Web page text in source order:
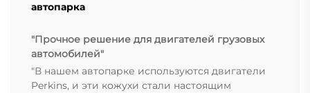
автопарка
"Прочное решение для двигателей грузовых
автомобилей"
"В нашем автопарке используются двигатели
Perkins, и эти кожухи стали настоящим